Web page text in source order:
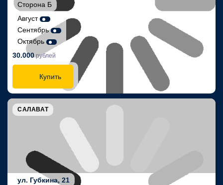
Сторона Б
Август
Сентябрь
Октябрь
30.000рублей
Купить
САЛАВАТ
ул. Губкина, 21